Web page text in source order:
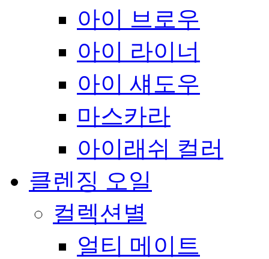
아이 브로우
아이 라이너
아이 섀도우
마스카라
아이래쉬 컬러
클렌징 오일
컬렉션별
얼티 메이트